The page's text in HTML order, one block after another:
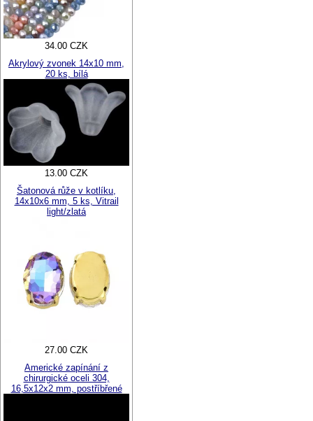
34.00 CZK
Akrylový zvonek 14x10 mm,
20 ks, bílá
13.00 CZK
Šatonová růže v kotlíku,
14x10x6 mm, 5 ks, Vitrail
light/zlatá
27.00 CZK
Americké zapínání z
chirurgické oceli 304,
16,5x12x2 mm, postříbřené